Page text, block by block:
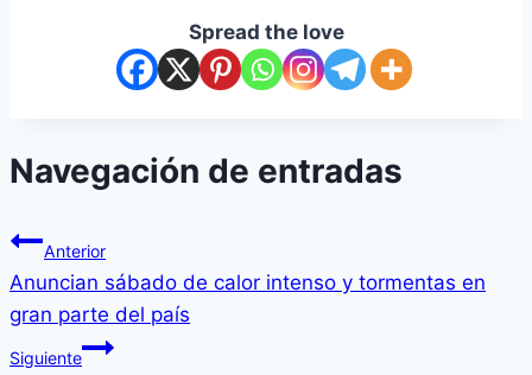
Spread the love
Navegación de entradas
Anterior
Anuncian sábado de calor intenso y tormentas en
gran parte del país
Siguiente